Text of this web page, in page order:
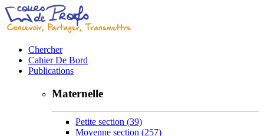
Chercher
Cahier De Bord
Publications
Maternelle
Petite section (39)
Moyenne section (257)